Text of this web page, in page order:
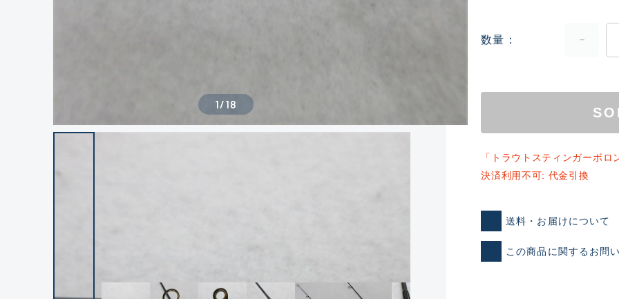
ランクとは？
新古品（メーカー問屋から
1/18
数量
「トラウトスティンガーボ
決済利用不可: 代金引換
送料・お届けについて
この商品に関するお問